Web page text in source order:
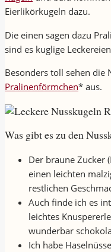
Eierlikörkugeln dazu.
Die einen sagen dazu
sind es kuglige
Besonders toll sehen die
Pralinenförmchen* aus.
Was gibt es zu den
Der braune Zucker
einen leichten
restlichen
Auch finde ich es
leichtes
wunderbar
Ich habe